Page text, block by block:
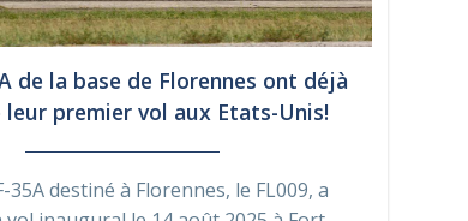
de la base de Florennes ont déjà
premier vol aux Etats-Unis!
35A destiné à Florennes, le FL009, a